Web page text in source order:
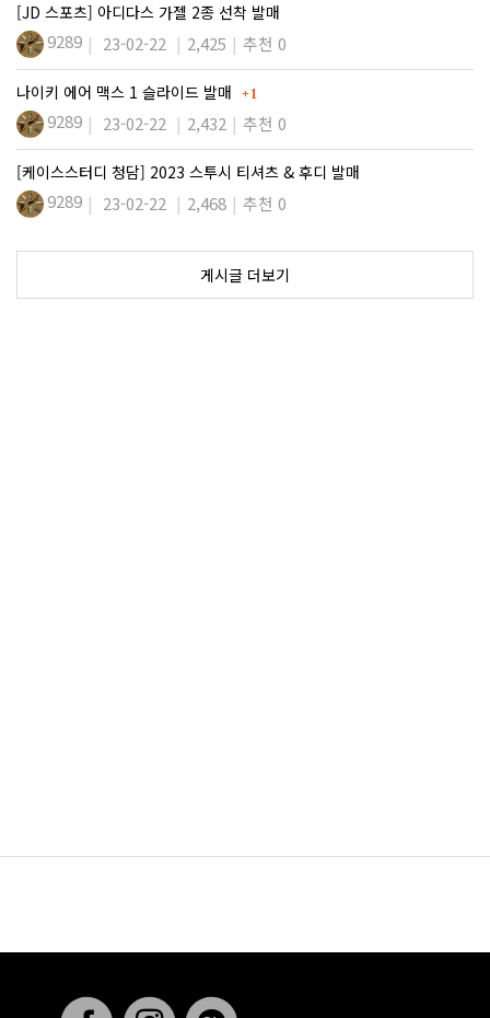
[JD 스포츠] 아디다스 가젤 2종 선착 발매
9289 23-02-22 2,425 추천 0
나이키 에어 맥스 1 슬라이드 발매 댓글
1
9289 23-02-22 2,432 추천 0
[케이스스터디 청담] 2023 스투시 티셔츠 & 후디 발매
9289 23-02-22 2,468 추천 0
게시글 더보기